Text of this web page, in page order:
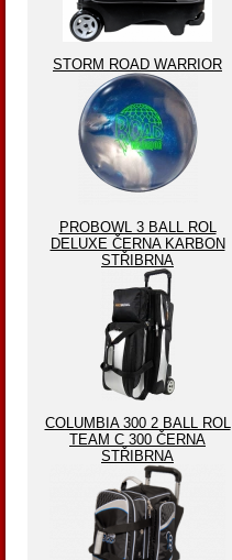
STORM ROAD WARRIOR
PROBOWL 3 BALL ROL
DELUXE ČERNA KARBON
STŘIBRNA
COLUMBIA 300 2 BALL ROL
TEAM C 300 ČERNA
STŘIBRNA